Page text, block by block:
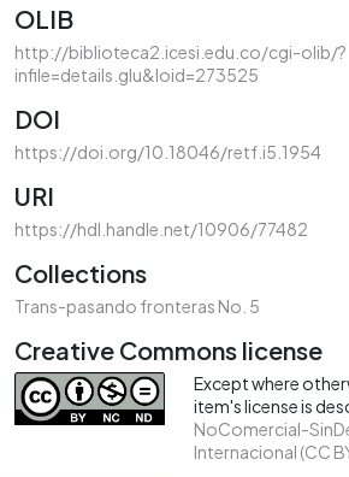
OLIB
http://biblioteca2.icesi.edu.co/cgi-olib/?
infile=details.glu&loid=273525
DOI
https://doi.org/10.18046/retf.i5.1954
URI
https://hdl.handle.net/10906/77482
Collections
Trans-pasando fronteras No. 5
Creative Commons license
Except where
item's license is
NoComercial-
Internacional (CC